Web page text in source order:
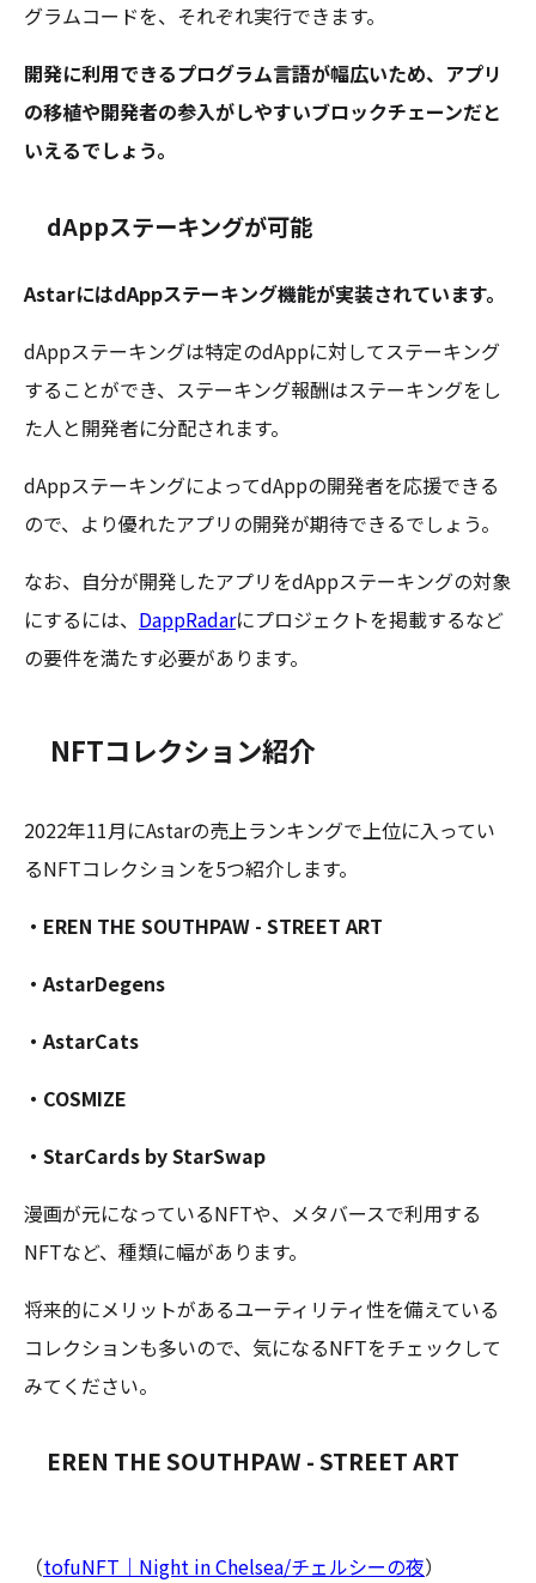
グラムコードを、それぞれ実行できます。
開発に利用できるプログラム言語が幅広いため、アプリ
の移植や開発者の参入がしやすいブロックチェーンだと
いえるでしょう。
dAppステーキングが可能
AstarにはdAppステーキング機能が実装されています。
dAppステーキングは特定のdAppに対してステーキング
することができ、ステーキング報酬はステーキングをし
た人と開発者に分配されます。
dAppステーキングによってdAppの開発者を応援できる
ので、より優れたアプリの開発が期待できるでしょう。
なお、自分が開発したアプリをdAppステーキングの対象
にするには、 DappRadarにプロジェクトを掲載するなど
の要件を満たす必要があります。
NFTコレクション紹介
2022年11月にAstarの売上ランキングで上位に入ってい
るNFTコレクションを5つ紹介します。
・EREN THE SOUTHPAW - STREET ART
・AstarDegens
・AstarCats
・COSMIZE
・StarCards by StarSwap
漫画が元になっているNFTや、メタバースで利用する
NFTなど、種類に幅があります。
将来的にメリットがあるユーティリティ性を備えている
コレクションも多いので、気になるNFTをチェックして
みてください。
EREN THE SOUTHPAW - STREET ART
（tofuNFT｜Night in Chelsea/チェルシーの夜）